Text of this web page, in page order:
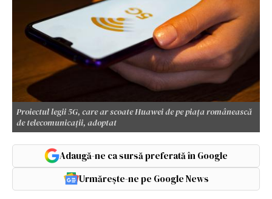
Proiectul legii 5G, care ar scoate Huawei de pe piața românească
de telecomunicații, adoptat
Adaugă-ne ca sursă preferată în Google
Urmărește-ne pe Google News